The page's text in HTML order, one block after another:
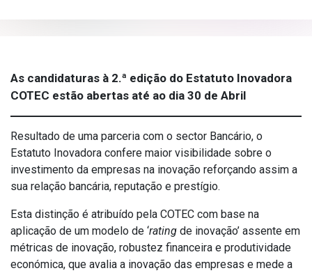
As candidaturas à 2.ª edição do Estatuto Inovadora
COTEC estão abertas até ao dia 30 de Abril
Resultado de uma parceria com o sector Bancário, o
Estatuto Inovadora confere maior visibilidade sobre o
investimento da empresas na inovação reforçando assim a
sua relação bancária, reputação e prestígio.
Esta distinção é atribuído pela COTEC com base na
aplicação de um modelo de ‘rating de inovação’ assente em
métricas de inovação, robustez financeira e produtividade
económica, que avalia a inovação das empresas e mede a